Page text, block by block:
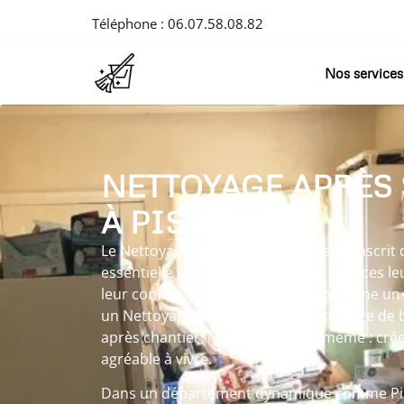
Téléphone : 06.07.58.08.82
Nos services
NETTOYAGE
À PISIEU
Le Nettoyage après suicide à Pisieu
essentielle visant à redonner aux espaces
leur confort. Que l’intervention concerne
un Nettoyage de maisons, un Nettoyage de
après chantier, l’objectif reste le même :
agréable à vivre.
Dans un département dynamique comme